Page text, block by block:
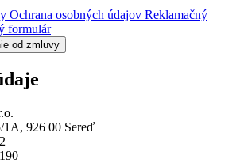
Ochrana osobných údajov Reklamačný
formulár
od zmluvy
1A, 926 00 Sereď